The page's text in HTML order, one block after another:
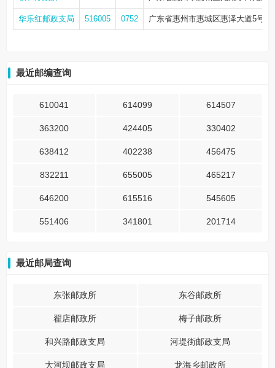
华乐红邮政支局 516005 0752 广东省惠州市惠城区惠泽大道5号
最近邮编查询
610041 614099 614507
363200 424405 330402
638412 402238 456475
832211 655005 465217
646200 615516 545605
551406 341801 201714
最近邮局查询
东张邮政所 东谷邮政所
翟店邮政所 梅子邮政所
和兴路邮政支局 河堤街邮政支局
大河坝邮政支局 龙海乡邮政所